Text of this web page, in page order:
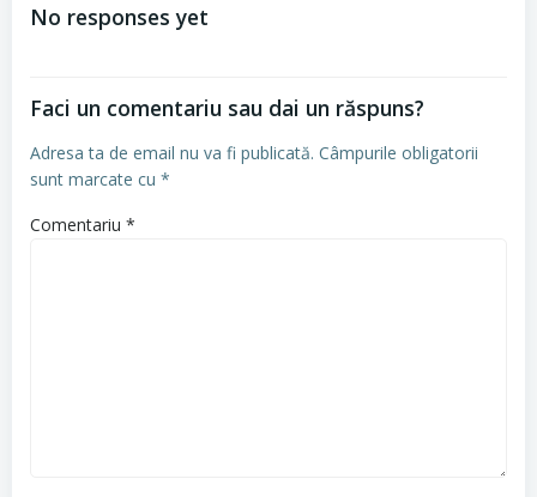
articole
No responses yet
Faci un comentariu sau dai un răspuns?
Adresa ta de email nu va fi publicată. Câmpurile obligatorii
sunt marcate cu *
Comentariu *